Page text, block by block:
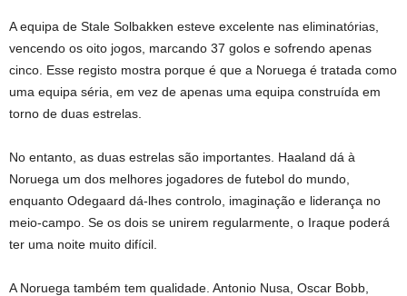
A equipa de Stale Solbakken esteve excelente nas eliminatórias,
vencendo os oito jogos, marcando 37 golos e sofrendo apenas
cinco. Esse registo mostra porque é que a Noruega é tratada como
uma equipa séria, em vez de apenas uma equipa construída em
torno de duas estrelas.
No entanto, as duas estrelas são importantes. Haaland dá à
Noruega um dos melhores jogadores de futebol do mundo,
enquanto Odegaard dá-lhes controlo, imaginação e liderança no
meio-campo. Se os dois se unirem regularmente, o Iraque poderá
ter uma noite muito difícil.
A Noruega também tem qualidade. Antonio Nusa, Oscar Bobb,